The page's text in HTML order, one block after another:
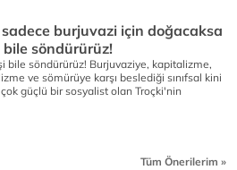
sadece burjuvazi için doğacaksa
söndürürüz!
bile söndürürüz! Burjuvaziye, kapitalizme,
ve sömürüye karşı beslediği sınıfsal kini
güçlü bir sosyalist olan Troçki'nin
Tüm Önerilerim »